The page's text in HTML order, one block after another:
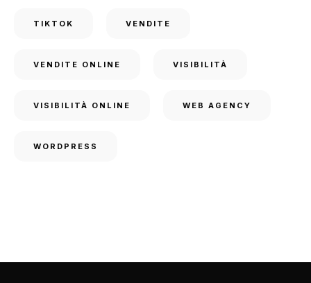
TIKTOK VENDITE
VENDITE ONLINE VISIBILITÀ
VISIBILITÀ ONLINE WEB AGENCY
WORDPRESS